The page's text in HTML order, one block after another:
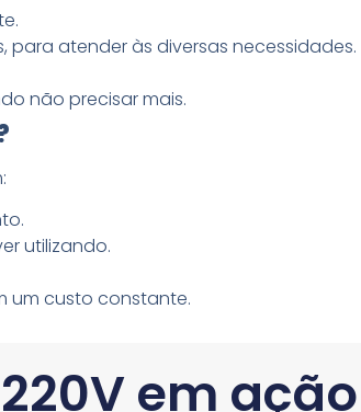
atender às diversas necessidades.
não precisar mais.
utilizando.
um custo constante.
em ação